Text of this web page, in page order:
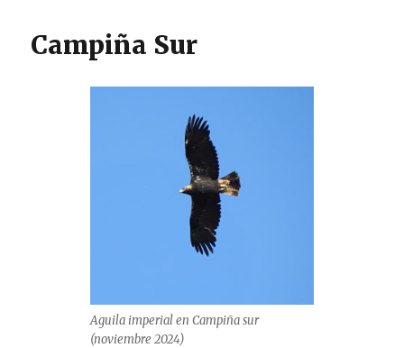
Campiña Sur
Aguila imperial en Campiña sur
(noviembre 2024)